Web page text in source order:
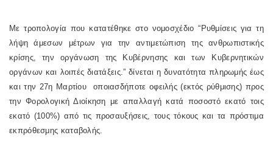
Με τροπολογία που κατατέθηκε στο νομοσχέδιο “Ρυθμίσεις για τη
λήψη άμεσων μέτρων για την αντιμετώπιση της ανθρωπιστικής
κρίσης, την οργάνωση της Κυβέρνησης και των Κυβερνητικών
οργάνων και λοιπές διατάξεις.” δίνεται η δυνατότητα πληρωμής έως
και την 27η Μαρτίου οποιασδήποτε οφειλής (εκτός ρύθμισης) προς
την Φορολογική Διοίκηση με απαλλαγή κατά ποσοστό εκατό τοις
εκατό (100%) από τις προσαυξήσεις, τους τόκους και τα πρόστιμα
εκπρόθεσμης καταβολής.